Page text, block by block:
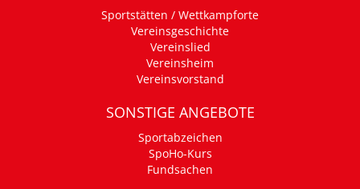
Sportstätten / Wettkampforte
Vereinsgeschichte
Vereinslied
Vereinsheim
Vereinsvorstand
SONSTIGE ANGEBOTE
Sportabzeichen
SpoHo-Kurs
Fundsachen